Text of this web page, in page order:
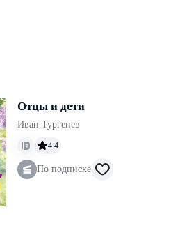
Отцы и дети
Иван Тургенев
4.4
По подписке